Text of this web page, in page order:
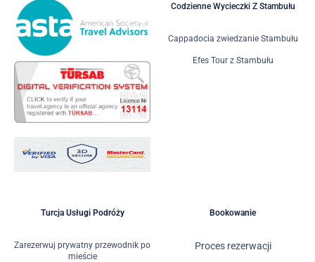
Codzienne Wycieczki Z Stambułu
Cappadocia zwiedzanie Stambułu
Efes Tour z Stambułu
Turcja Usługi Podróży
Zarezerwuj prywatny przewodnik po
mieście
Bookowanie
Proces rezerwacji